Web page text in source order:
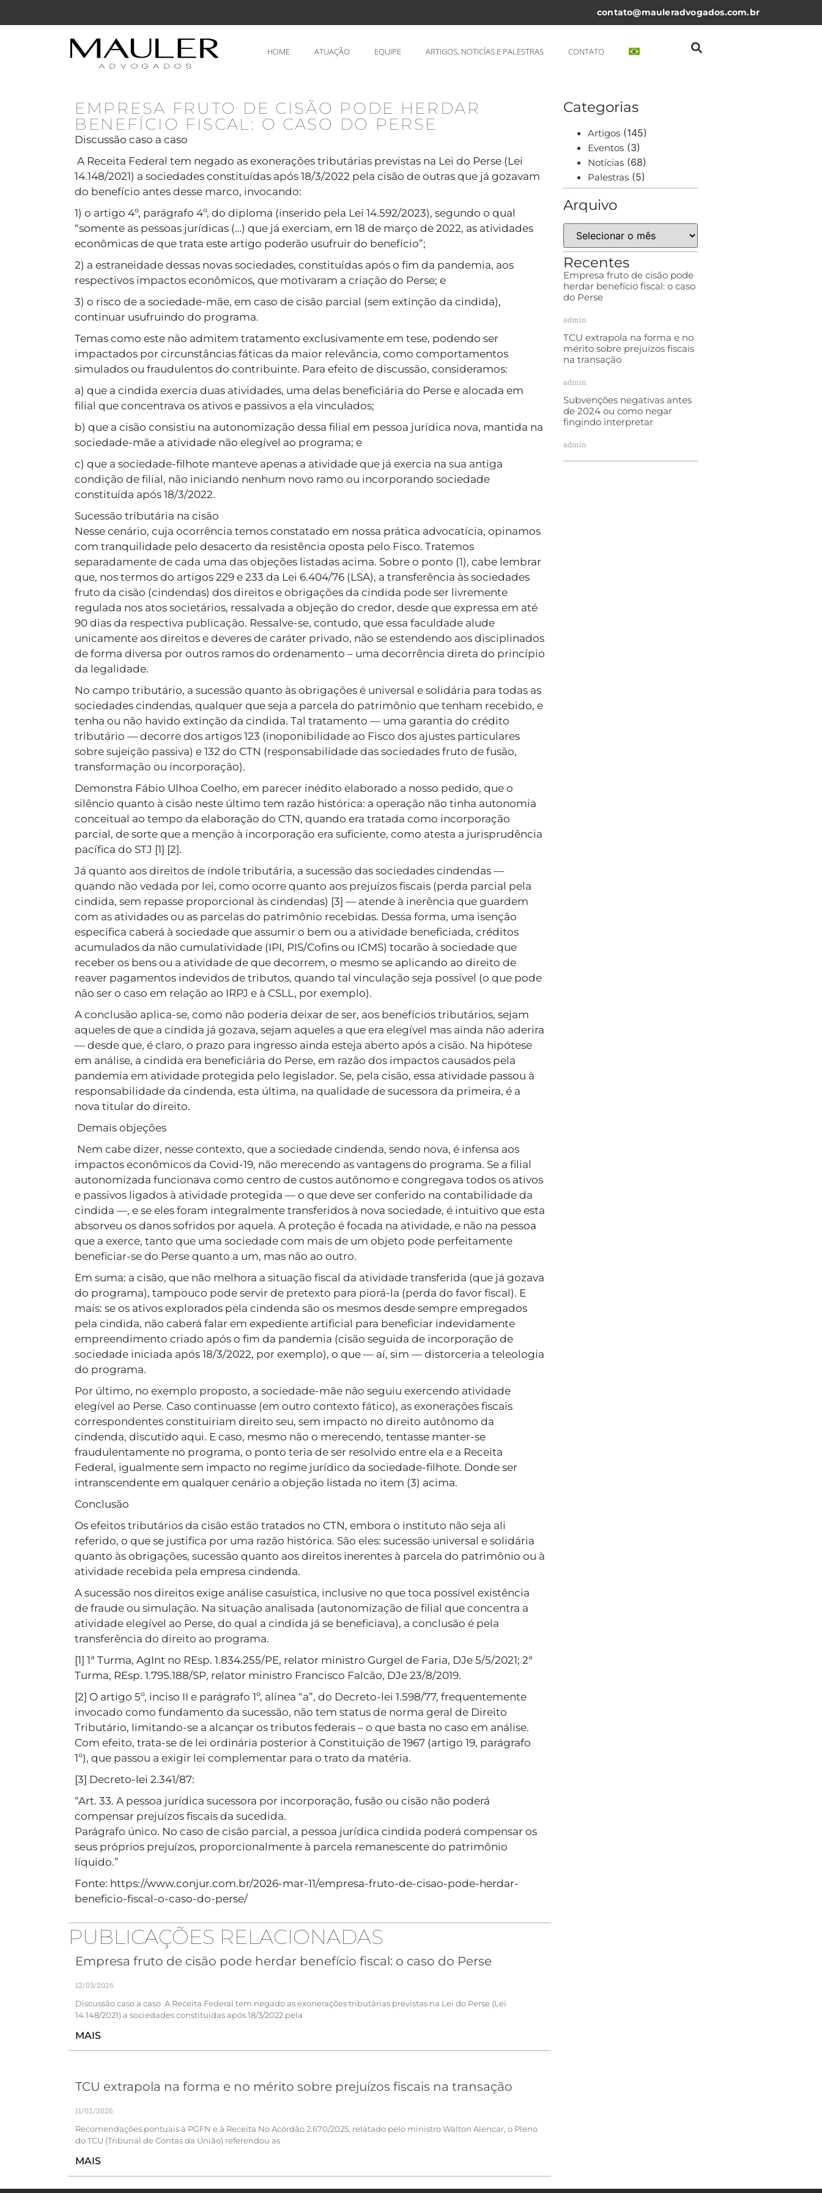
contato@mauleradvogados.com.br
HOME ATUAÇÃO EQUIPE ARTIGOS, NOTICÍAS E PALESTRAS CONTATO
EMPRESA FRUTO DE CISÃO PODE HERDAR
BENEFÍCIO FISCAL: O CASO DO PERSE
Discussão caso a caso
A Receita Federal tem negado as exonerações tributárias previstas na Lei do Perse (Lei
14.148/2021) a sociedades constituídas após 18/3/2022 pela cisão de outras que já gozavam
do benefício antes desse marco, invocando:
1) o artigo 4º, parágrafo 4º, do diploma (inserido pela Lei 14.592/2023), segundo o qual
“somente as pessoas jurídicas (…) que já exerciam, em 18 de março de 2022, as atividades
econômicas de que trata este artigo poderão usufruir do benefício”;
2) a estraneidade dessas novas sociedades, constituídas após o fim da pandemia, aos
respectivos impactos econômicos, que motivaram a criação do Perse; e
3) o risco de a sociedade-mãe, em caso de cisão parcial (sem extinção da cindida),
continuar usufruindo do programa.
Temas como este não admitem tratamento exclusivamente em tese, podendo ser
impactados por circunstâncias fáticas da maior relevância, como comportamentos
simulados ou fraudulentos do contribuinte. Para efeito de discussão, consideramos:
a) que a cindida exercia duas atividades, uma delas beneficiária do Perse e alocada em
filial que concentrava os ativos e passivos a ela vinculados;
b) que a cisão consistiu na autonomização dessa filial em pessoa jurídica nova, mantida na
sociedade-mãe a atividade não elegível ao programa; e
c) que a sociedade-filhote manteve apenas a atividade que já exercia na sua antiga
condição de filial, não iniciando nenhum novo ramo ou incorporando sociedade
constituída após 18/3/2022.
Sucessão tributária na cisão
Nesse cenário, cuja ocorrência temos constatado em nossa prática advocatícia, opinamos
com tranquilidade pelo desacerto da resistência oposta pelo Fisco. Tratemos
separadamente de cada uma das objeções listadas acima. Sobre o ponto (1), cabe lembrar
que, nos termos do artigos 229 e 233 da Lei 6.404/76 (LSA), a transferência às sociedades
fruto da cisão (cindendas) dos direitos e obrigações da cindida pode ser livremente
regulada nos atos societários, ressalvada a objeção do credor, desde que expressa em até
90 dias da respectiva publicação. Ressalve-se, contudo, que essa faculdade alude
unicamente aos direitos e deveres de caráter privado, não se estendendo aos disciplinados
de forma diversa por outros ramos do ordenamento – uma decorrência direta do princípio
da legalidade.
No campo tributário, a sucessão quanto às obrigações é universal e solidária para todas as
sociedades cindendas, qualquer que seja a parcela do patrimônio que tenham recebido, e
tenha ou não havido extinção da cindida. Tal tratamento — uma garantia do crédito
tributário — decorre dos artigos 123 (inoponibilidade ao Fisco dos ajustes particulares
sobre sujeição passiva) e 132 do CTN (responsabilidade das sociedades fruto de fusão,
transformação ou incorporação).
Demonstra Fábio Ulhoa Coelho, em parecer inédito elaborado a nosso pedido, que o
silêncio quanto à cisão neste último tem razão histórica: a operação não tinha autonomia
conceitual ao tempo da elaboração do CTN, quando era tratada como incorporação
parcial, de sorte que a menção à incorporação era suficiente, como atesta a jurisprudência
pacífica do STJ [1] [2].
Já quanto aos direitos de índole tributária, a sucessão das sociedades cindendas —
quando não vedada por lei, como ocorre quanto aos prejuízos fiscais (perda parcial pela
cindida, sem repasse proporcional às cindendas) [3] — atende à inerência que guardem
com as atividades ou as parcelas do patrimônio recebidas. Dessa forma, uma isenção
específica caberá à sociedade que assumir o bem ou a atividade beneficiada, créditos
acumulados da não cumulatividade (IPI, PIS/Cofins ou ICMS) tocarão à sociedade que
receber os bens ou a atividade de que decorrem, o mesmo se aplicando ao direito de
reaver pagamentos indevidos de tributos, quando tal vinculação seja possível (o que pode
não ser o caso em relação ao IRPJ e à CSLL, por exemplo).
A conclusão aplica-se, como não poderia deixar de ser, aos benefícios tributários, sejam
aqueles de que a cindida já gozava, sejam aqueles a que era elegível mas ainda não aderira
— desde que, é claro, o prazo para ingresso ainda esteja aberto após a cisão. Na hipótese
em análise, a cindida era beneficiária do Perse, em razão dos impactos causados pela
pandemia em atividade protegida pelo legislador. Se, pela cisão, essa atividade passou à
responsabilidade da cindenda, esta última, na qualidade de sucessora da primeira, é a
nova titular do direito.
Demais objeções
Nem cabe dizer, nesse contexto, que a sociedade cindenda, sendo nova, é infensa aos
impactos econômicos da Covid-19, não merecendo as vantagens do programa. Se a filial
autonomizada funcionava como centro de custos autônomo e congregava todos os ativos
e passivos ligados à atividade protegida — o que deve ser conferido na contabilidade da
cindida —, e se eles foram integralmente transferidos à nova sociedade, é intuitivo que esta
absorveu os danos sofridos por aquela. A proteção é focada na atividade, e não na pessoa
que a exerce, tanto que uma sociedade com mais de um objeto pode perfeitamente
beneficiar-se do Perse quanto a um, mas não ao outro.
Em suma: a cisão, que não melhora a situação fiscal da atividade transferida (que já gozava
do programa), tampouco pode servir de pretexto para piorá-la (perda do favor fiscal). E
mais: se os ativos explorados pela cindenda são os mesmos desde sempre empregados
pela cindida, não caberá falar em expediente artificial para beneficiar indevidamente
empreendimento criado após o fim da pandemia (cisão seguida de incorporação de
sociedade iniciada após 18/3/2022, por exemplo), o que — aí, sim — distorceria a teleologia
do programa.
Por último, no exemplo proposto, a sociedade-mãe não seguiu exercendo atividade
elegível ao Perse. Caso continuasse (em outro contexto fático), as exonerações fiscais
correspondentes constituiriam direito seu, sem impacto no direito autônomo da
cindenda, discutido aqui. E caso, mesmo não o merecendo, tentasse manter-se
fraudulentamente no programa, o ponto teria de ser resolvido entre ela e a Receita
Federal, igualmente sem impacto no regime jurídico da sociedade-filhote. Donde ser
intranscendente em qualquer cenário a objeção listada no item (3) acima.
Conclusão
Os efeitos tributários da cisão estão tratados no CTN, embora o instituto não seja ali
referido, o que se justifica por uma razão histórica. São eles: sucessão universal e solidária
quanto às obrigações, sucessão quanto aos direitos inerentes à parcela do patrimônio ou à
atividade recebida pela empresa cindenda.
A sucessão nos direitos exige análise casuística, inclusive no que toca possível existência
de fraude ou simulação. Na situação analisada (autonomização de filial que concentra a
atividade elegível ao Perse, do qual a cindida já se beneficiava), a conclusão é pela
transferência do direito ao programa.
[1] 1ª Turma, AgInt no REsp. 1.834.255/PE, relator ministro Gurgel de Faria, DJe 5/5/2021; 2ª
Turma, REsp. 1.795.188/SP, relator ministro Francisco Falcão, DJe 23/8/2019.
[2] O artigo 5º, inciso II e parágrafo 1º, alínea “a”, do Decreto-lei 1.598/77, frequentemente
invocado como fundamento da sucessão, não tem status de norma geral de Direito
Tributário, limitando-se a alcançar os tributos federais – o que basta no caso em análise.
Com efeito, trata-se de lei ordinária posterior à Constituição de 1967 (artigo 19, parágrafo
1º), que passou a exigir lei complementar para o trato da matéria.
[3] Decreto-lei 2.341/87:
“Art. 33. A pessoa jurídica sucessora por incorporação, fusão ou cisão não poderá
compensar prejuízos fiscais da sucedida.
Parágrafo único. No caso de cisão parcial, a pessoa jurídica cindida poderá compensar os
seus próprios prejuízos, proporcionalmente à parcela remanescente do patrimônio
líquido.”
Fonte: https://www.conjur.com.br/2026-mar-11/empresa-fruto-de-cisao-pode-herdar-
beneficio-fiscal-o-caso-do-perse/
PUBLICAÇÕES RELACIONADAS
Empresa fruto de cisão pode herdar benefício fiscal: o caso do Perse
12/03/2026
Discussão caso a caso A Receita Federal tem negado as exonerações tributárias previstas na Lei do Perse (Lei
14.148/2021) a sociedades constituídas após 18/3/2022 pela
MAIS
TCU extrapola na forma e no mérito sobre prejuízos fiscais na transação
11/02/2026
Recomendações pontuais à PGFN e à Receita No Acórdão 2.670/2025, relatado pelo ministro Walton Alencar, o Pleno
do TCU (Tribunal de Contas da União) referendou as
MAIS
Categorias
Artigos (145)
Eventos (3)
Notícias (68)
Palestras (5)
Arquivo
Recentes
Empresa fruto de cisão pode
herdar benefício fiscal: o caso
do Perse
admin
TCU extrapola na forma e no
mérito sobre prejuízos fiscais
na transação
admin
Subvenções negativas antes
de 2024 ou como negar
fingindo interpretar
admin